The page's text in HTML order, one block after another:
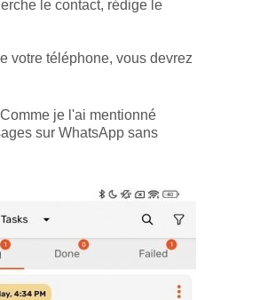
le contact, rédige le
votre téléphone, vous devrez
je l'ai mentionné
sur WhatsApp sans